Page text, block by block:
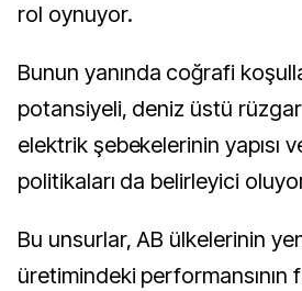
rol oynuyor.
Bunun yanında coğrafi
potansiyeli, deniz üstü
elektrik şebekelerinin yapısı
politikaları da belirleyici
Bu unsurlar, AB ülkelerinin
üretimindeki performansının